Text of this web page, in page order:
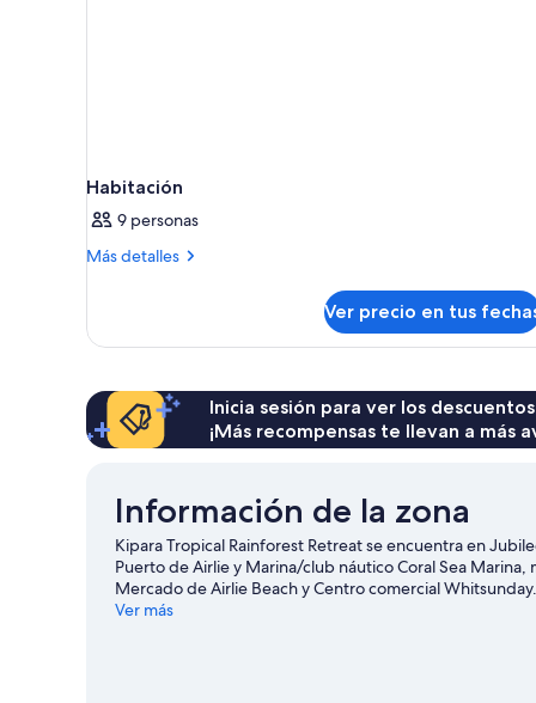
Habitación
9 personas
Más detalles
Más
Ver precio en tus
Inicia sesión para ver los
¡Más recompensas te llevan a más
Información de la zona
Kipara Tropical Rainforest Retreat se encuentra en
Puerto de Airlie y Marina/club náutico Coral Sea
Mercado de Airlie Beach y Centro comercial
agua y kayak, o disfrutar del aire libre mientras haces
Ver más